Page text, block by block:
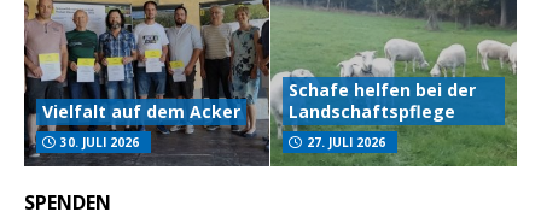
Vielfalt auf dem Acker
30. JULI 2026
Schafe helfen bei der
Landschaftspflege
27. JULI 2026
SPENDEN